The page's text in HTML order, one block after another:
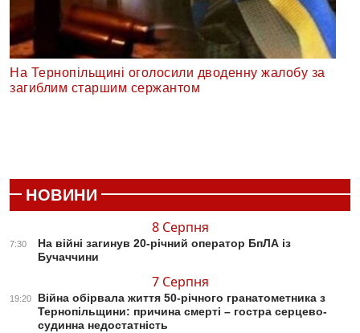
На Тернопільщині оголосили дводенну жалобу за
загиблим старшим сержантом
НОВИНИ
8 Серпня
7:30
На війні загинув 20-річний оператор БпЛА із
Бучаччини
7 Серпня
19:20
Війна обірвала життя 50-річного гранатометника з
Тернопільщини: причина смерті – гостра серцево-
судинна недостатність